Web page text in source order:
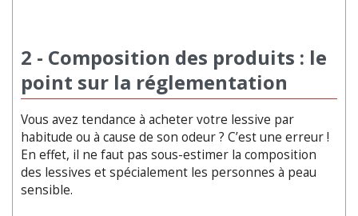
2 - Composition des produits : le
point sur la réglementation
Vous avez tendance à acheter votre lessive par
habitude ou à cause de son odeur ? C’est une erreur !
En effet, il ne faut pas sous-estimer la composition
des lessives et spécialement les personnes à peau
sensible.